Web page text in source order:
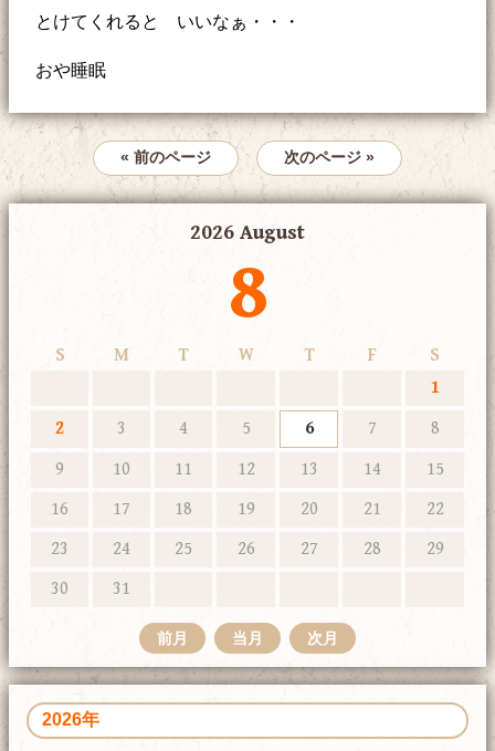
とけてくれると いいなぁ・・・
おや睡眠
« 前のページ 次のページ »
2026 August
8
S M T W T F
S
1
2
3 4 5 6 7
8
9
10 11 12 13 14
15
16
17 18 19 20 21
22
23
24 25 26 27 28
29
30
31
前月 当月 次月
2026年